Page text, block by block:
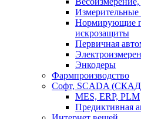
Измерительные
Нормирующие
искрозащиты
Первичная
Энкодеры
Фармпроизводство
Софт, SCADA
MES, ERP, PLM
Предиктивная